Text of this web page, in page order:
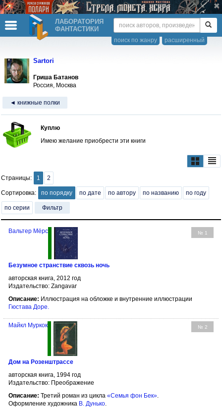
ЛАБОРАТОРИЯ
ФАНТАСТИКИ
расширенный
поиск по жанру
Sartori
Гриша Батанов
Россия, Москва
◄ книжные полки
Куплю
Имею желание приобрести эти книги
Страницы: 1 2
Сортировка: по порядку по дате по автору по названию по году
по серии Фильтр
№ 1
Вальтер Мёрс
Безумное странствие сквозь ночь
авторская книга, 2012 год
Издательство: Zangavar
Описание: Иллюстрация на обложке и внутренние иллюстрации
Гюстава Доре
№ 2
Майкл Муркок
Дом на Розенштрассе
авторская книга, 1994 год
Издательство: Преображение
Описание: Третий роман из цикла «Семья фон Бек».
Оформление художника В. Дунько.